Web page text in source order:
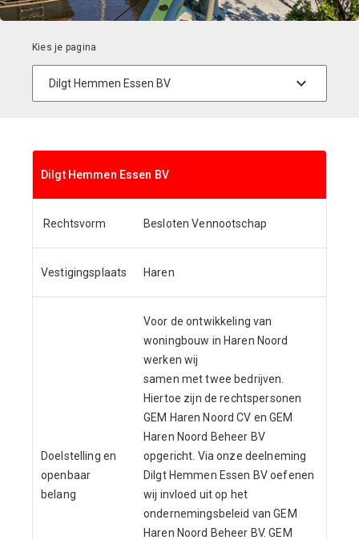
Dilgt Hemmen Essen BV
Rechtsvorm Besloten Vennootschap
Vestigingsplaats Haren
Doelstelling en
openbaar
belang
Voor de ontwikkeling van
woningbouw in Haren Noord
werken wij
samen met twee bedrijven.
Hiertoe zijn de rechtspersonen
GEM Haren Noord CV en GEM
Haren Noord Beheer BV
opgericht. Via onze deelneming
Dilgt Hemmen Essen BV oefenen
wij invloed uit op het
ondernemingsbeleid van GEM
Haren Noord Beheer BV. GEM